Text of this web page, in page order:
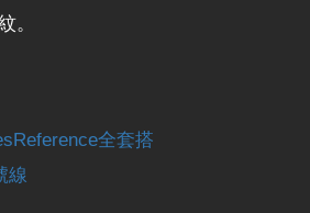
。
全套搭
線